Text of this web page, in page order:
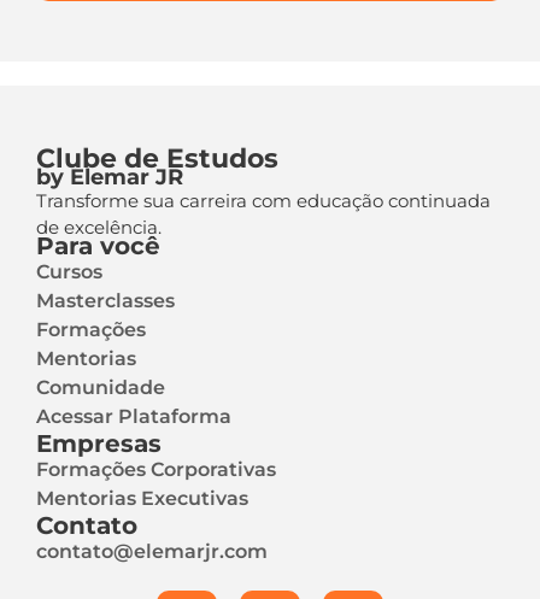
Clube de Estudos
by Elemar JR
Transforme sua carreira com educação continuada
de excelência.
Para você
Cursos
Masterclasses
Formações
Mentorias
Comunidade
Acessar Plataforma
Empresas
Formações Corporativas
Mentorias Executivas
Contato
contato@elemarjr.com